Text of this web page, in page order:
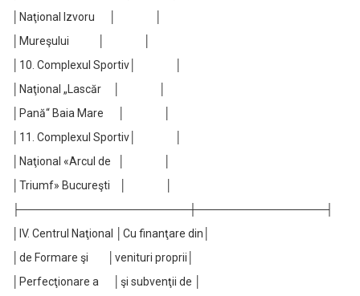
│Naţional Izvoru │ │
│Mureşului │ │
│10. Complexul Sportiv│ │
│Naţional „Lascăr │ │
│Pană“ Baia Mare │ │
│11. Complexul Sportiv│ │
│Naţional «Arcul de │ │
│Triumf» Bucureşti │ │
├─────────────────────┼────────────────┤
│IV. Centrul Naţional │Cu finanţare din│
│de Formare şi │venituri proprii│
│Perfecţionare a │şi subvenţii de │